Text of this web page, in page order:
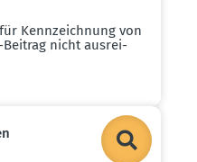
Kennzeichnung von
Beitrag nicht ausrei­